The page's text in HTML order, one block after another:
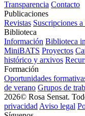
Transparencia Contacto
Publicaciones
Revistas Suscripciones a
Biblioteca
Información Biblioteca
MiniBATS Proyectos
histórico y arxivos
Formación
Oportunidades
de verano Grupos de
2026© Rosa Sensat.
privacidadAviso legal